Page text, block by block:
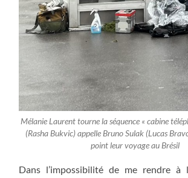
Mélanie Laurent tourne la séquence « cabine
(Rasha Bukvic) appelle Bruno Sulak (Lucas
point leur voyage au Brésil
Dans l’impossibilité de me rendre à